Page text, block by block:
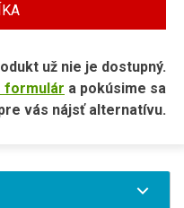
už nie je dostupný.
formulár a pokúsime sa
vás nájsť alternatívu.